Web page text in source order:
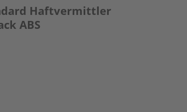
Haftvermittler
ABS